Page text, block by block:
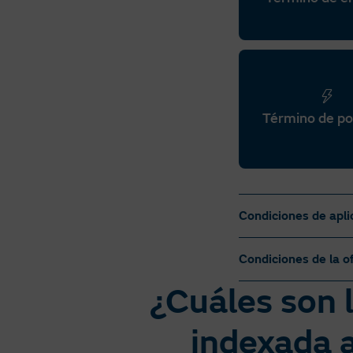
Término de
Condiciones de
conceptos
de contador, etc.).
impuestos de
período de
A partir del 1 de
Condiciones de la
Luz
Oferta para
¿Cuáles
indexada